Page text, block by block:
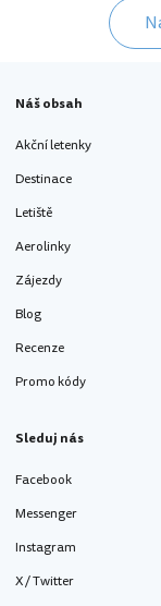
Náš obsah
Akční letenky
Destinace
Letiště
Aerolinky
Zájezdy
Blog
Recenze
Promo kódy
Sleduj nás
Facebook
Messenger
Instagram
X / Twitter